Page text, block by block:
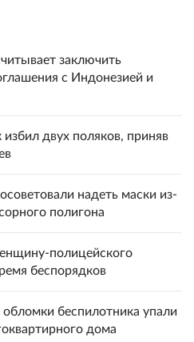
заключить
с Индонезией и
двух поляков, приняв
надеть маски из-
полигона
полицейского
беспорядков
беспилотника упали
дома